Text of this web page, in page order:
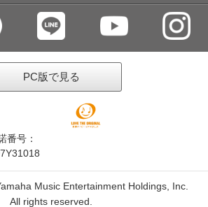
PC版で見る
番号：
Music Entertainment Holdings, Inc.
All rights reserved.